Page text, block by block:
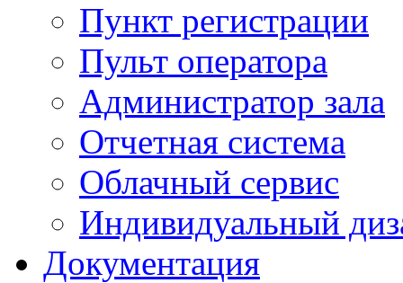
Пункт регистрации
Пульт оператора
Администратор зала
Отчетная система
Облачный сервис
Индивидуальный
Документация